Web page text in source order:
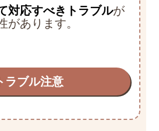
対応すべきトラブルが
があります。
ラブル注意